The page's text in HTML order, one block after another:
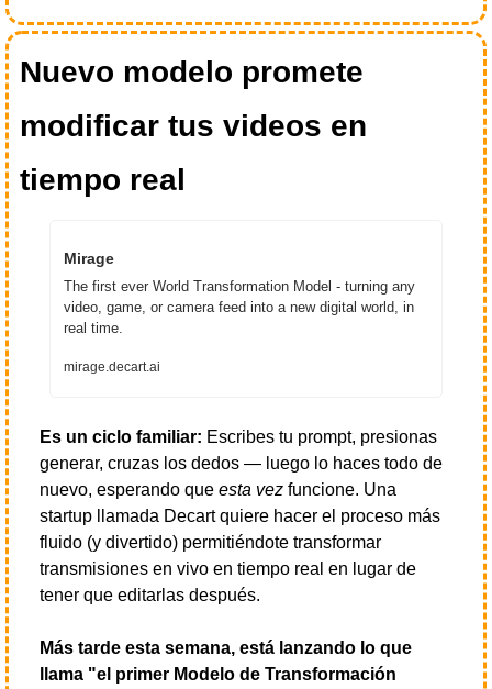
Nuevo modelo promete
modificar tus videos en
tiempo real
Mirage
The first ever World Transformation Model - turning any
video, game, or camera feed into a new digital world, in
real time.
mirage.decart.ai
Es un ciclo familiar: Escribes tu prompt, presionas
generar, cruzas los dedos — luego lo haces todo de
nuevo, esperando que esta vez funcione. Una
startup llamada Decart quiere hacer el proceso más
fluido (y divertido) permitiéndote transformar
transmisiones en vivo en tiempo real en lugar de
tener que editarlas después.
Más tarde esta semana, está lanzando lo que
llama "el primer Modelo de Transformación